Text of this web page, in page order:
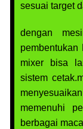
sesuai target
dengan
mixer bisa
sistem
memenuhi
berbagai